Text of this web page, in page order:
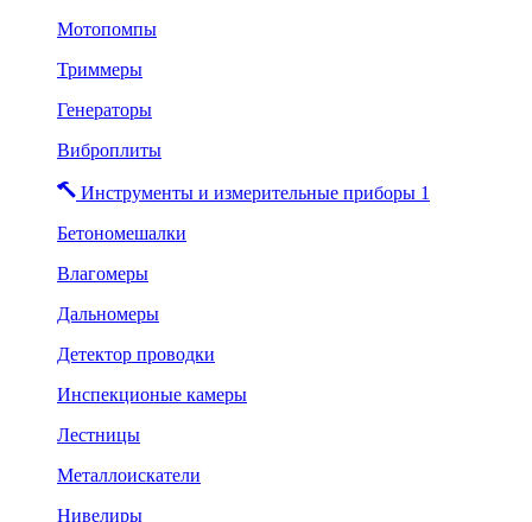
Мотопомпы
Триммеры
Генераторы
Виброплиты
Инструменты и измерительные приборы 1
Бетономешалки
Влагомеры
Дальномеры
Детектор проводки
Инспекционые камеры
Лестницы
Металлоискатели
Нивелиры